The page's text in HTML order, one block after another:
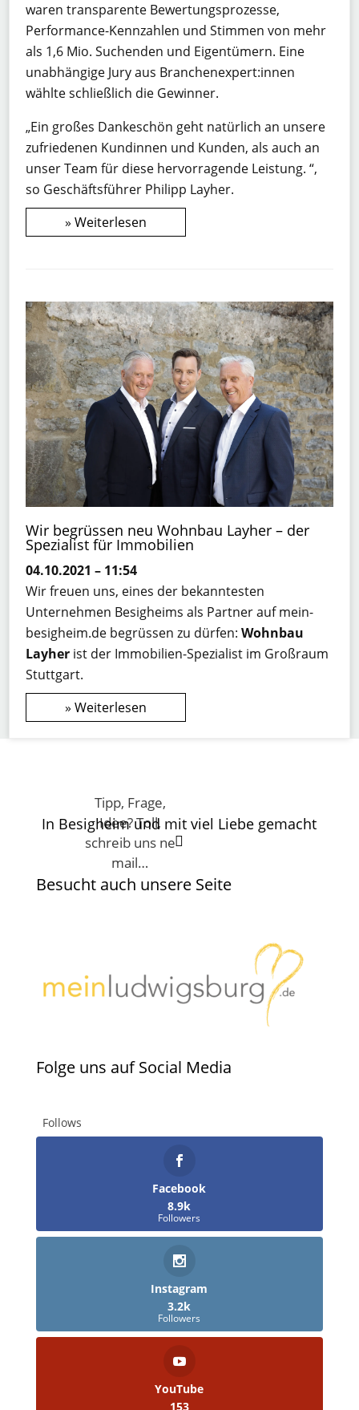
waren transparente Bewertungsprozesse,
Performance-Kennzahlen und Stimmen von mehr
als 1,6 Mio. Suchenden und Eigentümern. Eine
unabhängige Jury aus Branchenexpert:innen
wählte schließlich die Gewinner.
„Ein großes Dankeschön geht natürlich an unsere
zufriedenen Kundinnen und Kunden, als auch an
unser Team für diese hervorragende Leistung. “,
so Geschäftsführer Philipp Layher.
Weiterlesen
Wir begrüssen neu Wohnbau Layher – der
Spezialist für Immobilien
04.10.2021 – 11:54
Wir freuen uns, eines der bekanntesten
Unternehmen Besigheims als Partner auf mein-
besigheim.de begrüssen zu dürfen:Wohnbau
Layher ist der Immobilien-Spezialist im Großraum
Stuttgart.
Weiterlesen
Tipp, Frage,
Idee? Toll,
schreib uns ne
mail…
In Besigheim und mit viel Liebe gemacht

Besucht auch unsere Seite
Folge uns auf Social Media
Follows
Facebook
8.9k
Followers
Instagram
3.2k
Followers
YouTube
153